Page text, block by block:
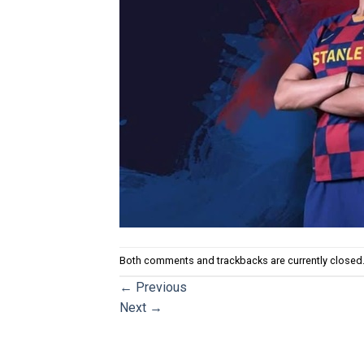
Both comments and trackbacks are currently closed.
← Previous
Next →